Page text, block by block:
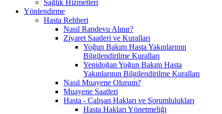
Sağlık Hizmetleri
Yönlendirme
Hasta Rehberi
Nasıl Randevu Alınır?
Ziyaret Saatleri ve Kuralları
Yoğun Bakım Hasta Yakınlarının
Bilgilendirilme Kuralları
Yenidoğan Yoğun Bakım Hasta
Yakınlarının Bilgilendirilme Kuralları
Nasıl Muayene Olurum?
Muayene Saatleri
Hasta - Çalışan Hakları ve Sorumlulukları
Hasta Hakları Yönetmeliği